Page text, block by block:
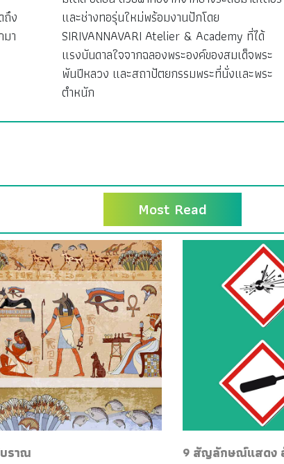
ถึง
า
และช่างทอรุ่นใหม่พร้อมงานปักโดย
SIRIVANNAVARI Atelier & Academy ที่ได้
แรงบันดาลใจจากฉลองพระองค์ของสมเด็จพระ
พันปีหลวง และสถาปัตยกรรมพระที่นั่งและพระ
ตำหนัก
Most Read
ราณ
9 สัญลักษณ์แสดง อั